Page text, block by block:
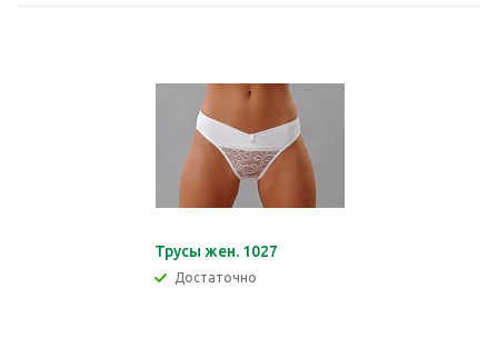
Трусы жен. 1027
Достаточно